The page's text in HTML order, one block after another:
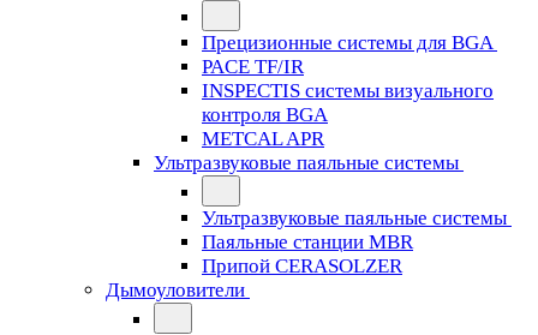
Прецизионные системы для BGA
PACE TF/IR
INSPECTIS системы визуального
контроля BGA
METCAL APR
Ультразвуковые паяльные системы
Ультразвуковые паяльные системы
Паяльные станции MBR
Припой CERASOLZER
Дымоуловители